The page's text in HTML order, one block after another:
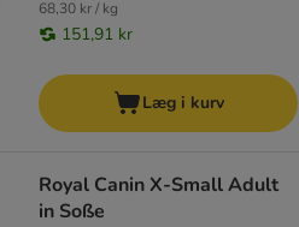
68,30 kr / kg
151,91 kr
Læg i kurv
Royal Canin X-Small Adult
in Soße